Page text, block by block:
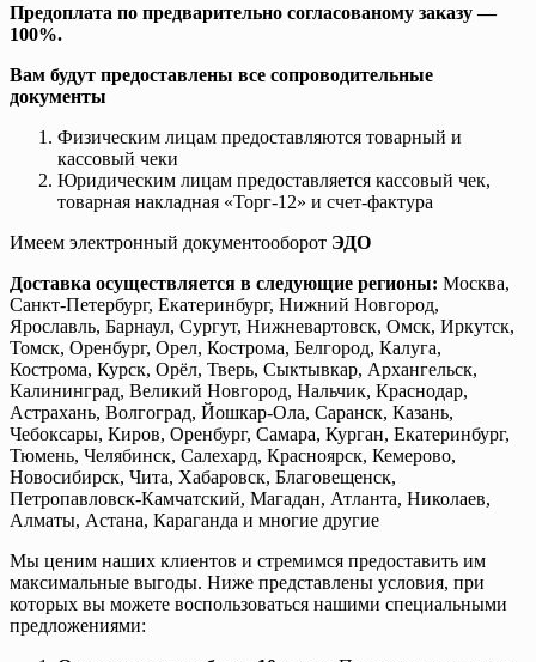
Предоплата по предварительно согласованому заказу —
100%.
Вам будут предоставлены все сопроводительные
документы
Физическим лицам предоставляются товарный и
кассовый чеки
Юридическим лицам предоставляется кассовый чек,
товарная накладная «Торг-12» и счет-фактура
Имеем электронный документооборот ЭДО
Доставка осуществляется в следующие регионы: Москва,
Санкт-Петербург, Екатеринбург, Нижний Новгород,
Ярославль, Барнаул, Сургут, Нижневартовск, Омск, Иркутск,
Томск, Оренбург, Орел, Кострома, Белгород, Калуга,
Кострома, Курск, Орёл, Тверь, Сыктывкар, Архангельск,
Калининград, Великий Новгород, Нальчик, Краснодар,
Астрахань, Волгоград, Йошкар-Ола, Саранск, Казань,
Чебоксары, Киров, Оренбург, Самара, Курган, Екатеринбург,
Тюмень, Челябинск, Салехард, Красноярск, Кемерово,
Новосибирск, Чита, Хабаровск, Благовещенск,
Петропавловск-Камчатский, Магадан, Атланта, Николаев,
Алматы, Астана, Караганда и многие другие
Мы ценим наших клиентов и стремимся предоставить им
максимальные выгоды. Ниже представлены условия, при
которых вы можете воспользоваться нашими специальными
предложениями: